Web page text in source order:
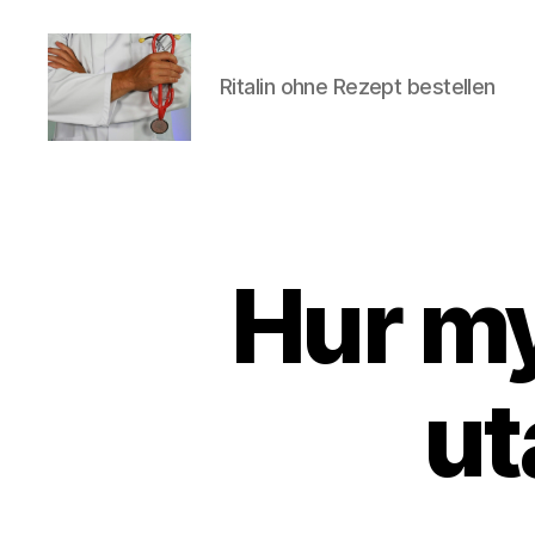
Ritalin ohne Rezept bestellen
Hur